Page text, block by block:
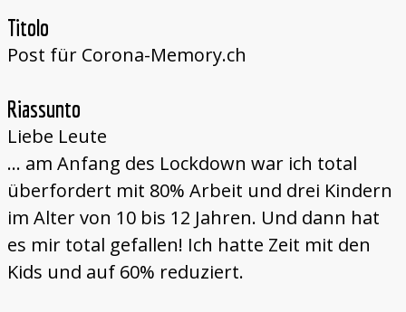
Titolo
Post für Corona-Memory.ch
Riassunto
Liebe Leute
... am Anfang des Lockdown war ich total
überfordert mit 80% Arbeit und drei Kindern
im Alter von 10 bis 12 Jahren. Und dann hat
es mir total gefallen! Ich hatte Zeit mit den
Kids und auf 60% reduziert.